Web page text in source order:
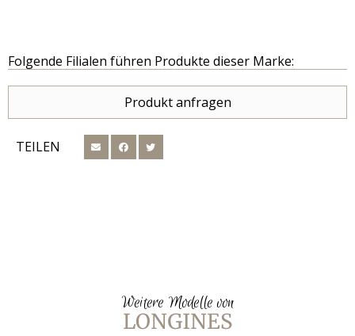
Folgende Filialen führen Produkte dieser Marke:
Produkt anfragen
TEILEN
Weitere Modelle von
LONGINES